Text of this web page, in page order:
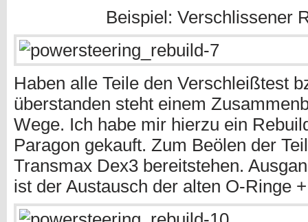
Beispiel: Verschlissener
Haben alle Teile den Verschleißtest
überstanden steht einem
Wege. Ich habe mir hierzu ein
Paragon gekauft. Zum Beölen der
Transmax Dex3 bereitstehen.
ist der Austausch der alten O-Ringe